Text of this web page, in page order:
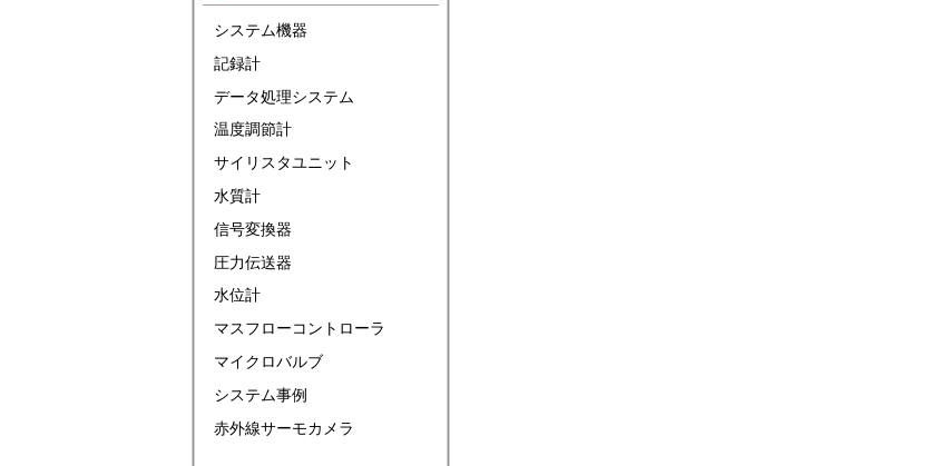
システム機器
記録計
データ処理システム
温度調節計
サイリスタユニット
水質計
信号変換器
圧力伝送器
水位計
マスフローコントローラ
マイクロバルブ
システム事例
赤外線サーモカメラ